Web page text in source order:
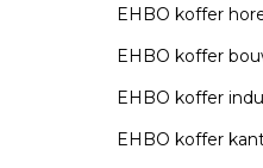
EHBO koffer
EHBO koffer
EHBO koffer
EHBO koffer